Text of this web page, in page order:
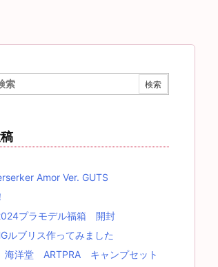
Amor Ver. GUTS
プラモデル福箱 開封
ルブリス作ってみました
洋堂 ARTPRA キャンプセット